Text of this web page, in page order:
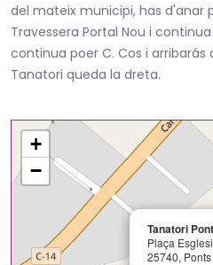
del mateix municipi, has d'anar
Travessera Portal Nou i
continua poer C. Cos i arribarás
Tanatori queda la dreta.
Tanatori
Plaça
25740,
+
−